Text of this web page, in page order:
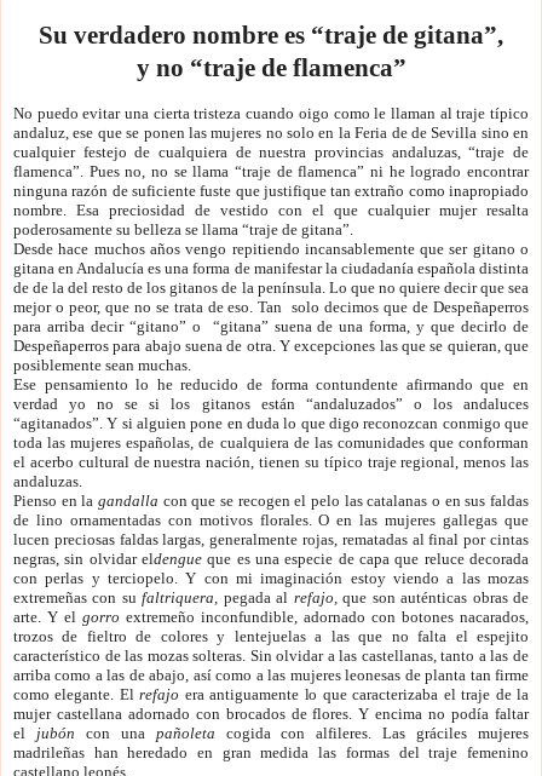
Su verdadero nombre es “traje de gitana”,
y no “traje de flamenca”
No puedo evitar una cierta tristeza cuando oigo como le llaman al traje típico
andaluz, ese que se ponen las mujeres no solo en la Feria de de Sevilla sino en
cualquier festejo de cualquiera de nuestra provincias andaluzas, “traje de
flamenca”. Pues no, no se llama “traje de flamenca” ni he logrado encontrar
ninguna razón de suficiente fuste que justifique tan extraño como inapropiado
nombre. Esa preciosidad de vestido con el que cualquier mujer resalta
poderosamente su belleza se llama “traje de gitana”.
Desde hace muchos años vengo repitiendo incansablemente que ser gitano o
gitana en Andalucía es una forma de manifestar la ciudadanía española distinta
de de la del resto de los gitanos de la península. Lo que no quiere decir que sea
mejor o peor, que no se trata de eso. Tan solo decimos que de Despeñaperros
para arriba decir “gitano” o “gitana” suena de una forma, y que decirlo de
Despeñaperros para abajo suena de otra. Y excepciones las que se quieran, que
posiblemente sean muchas.
Ese pensamiento lo he reducido de forma contundente afirmando que en
verdad yo no se si los gitanos están “andaluzados” o los andaluces
“agitanados”. Y si alguien pone en duda lo que digo reconozcan conmigo que
toda las mujeres españolas, de cualquiera de las comunidades que conforman
el acerbo cultural de nuestra nación, tienen su típico traje regional, menos las
andaluzas.
Pienso en la gandalla con que se recogen el pelo las catalanas o en sus faldas
de lino ornamentadas con motivos florales. O en las mujeres gallegas que
lucen preciosas faldas largas, generalmente rojas, rematadas al final por cintas
negras, sin olvidar eldengue que es una especie de capa que reluce decorada
con perlas y terciopelo. Y con mi imaginación estoy viendo a las mozas
extremeñas con sufaltriquera, pegada al refajo, que son auténticas obras de
arte. Y el gorro extremeño inconfundible, adornado con botones nacarados,
trozos de fieltro de colores y lentejuelas a las que no falta el espejito
característico de las mozas solteras. Sin olvidar a las castellanas, tanto a las de
arriba como a las de abajo, así como a las mujeres leonesas de planta tan firme
como elegante. Elrefajo era antiguamente lo que caracterizaba el traje de la
mujer castellana adornado con brocados de flores. Y encima no podía faltar
el jubón con una pañoleta cogida con alfileres. Las gráciles mujeres
madrileñas han heredado en gran medida las formas del traje femenino
castellano leonés.